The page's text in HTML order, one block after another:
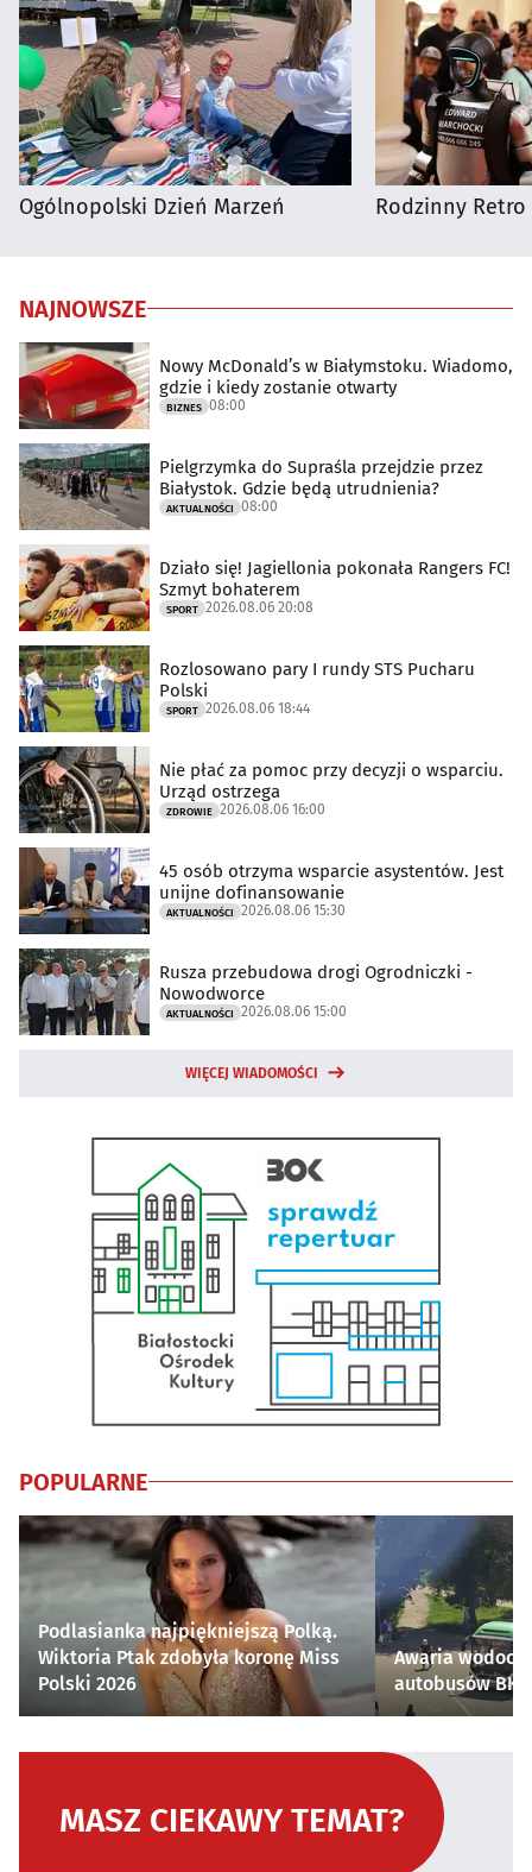
Ogólnopolski Dzień Marzeń Rodzinny Retro
NAJNOWSZE
Nowy McDonald’s w Białymstoku. Wiadomo,
gdzie i kiedy zostanie otwarty
BIZNES 08:00
Pielgrzymka do Supraśla przejdzie przez
Białystok. Gdzie będą utrudnienia?
AKTUALNOŚCI 08:00
Działo się! Jagiellonia pokonała Rangers FC!
Szmyt bohaterem
SPORT 2026.08.06 20:08
Rozlosowano pary I rundy STS Pucharu
Polski
SPORT 2026.08.06 18:44
Nie płać za pomoc przy decyzji o wsparciu.
Urząd ostrzega
ZDROWIE 2026.08.06 16:00
45 osób otrzyma wsparcie asystentów. Jest
unijne dofinansowanie
AKTUALNOŚCI 2026.08.06 15:30
Rusza przebudowa drogi Ogrodniczki -
Nowodworce
AKTUALNOŚCI 2026.08.06 15:00
WIĘCEJ WIADOMOŚCI
POPULARNE
Podlasianka najpiękniejszą Polką.
Wiktoria Ptak zdobyła koronę Miss
Polski 2026
Awaria
autobusów
MASZ CIEKAWY TEMAT?